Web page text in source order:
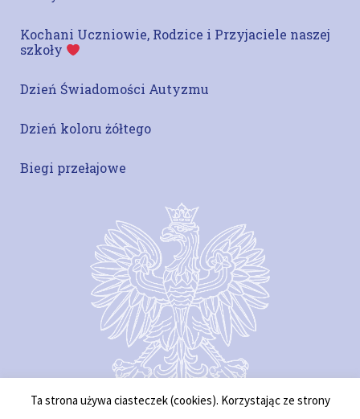
Kochani Uczniowie, Rodzice i Przyjaciele naszej
szkoły
Dzień Świadomości Autyzmu
Dzień koloru żółtego
Biegi przełajowe
Ta strona używa ciasteczek (cookies). Korzystając ze strony